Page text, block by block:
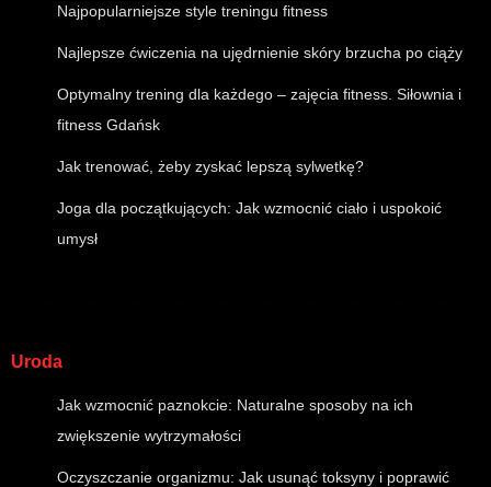
Najpopularniejsze style treningu fitness
Najlepsze ćwiczenia na ujędrnienie skóry brzucha po ciąży
Optymalny trening dla każdego – zajęcia fitness. Siłownia i
fitness Gdańsk
Jak trenować, żeby zyskać lepszą sylwetkę?
Joga dla początkujących: Jak wzmocnić ciało i uspokoić
umysł
Uroda
Jak wzmocnić paznokcie: Naturalne sposoby na ich
zwiększenie wytrzymałości
Oczyszczanie organizmu: Jak usunąć toksyny i poprawić